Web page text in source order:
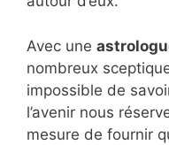
Avec une
nombreux
impossible de
l’avenir nous
mesure de fournir